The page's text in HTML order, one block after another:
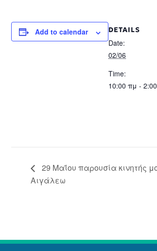
Add to calendar DETAILS
Date:
02/06
Time:
10:00 πμ -
29 Μαΐου παρουσία κινητής
Αιγάλεω